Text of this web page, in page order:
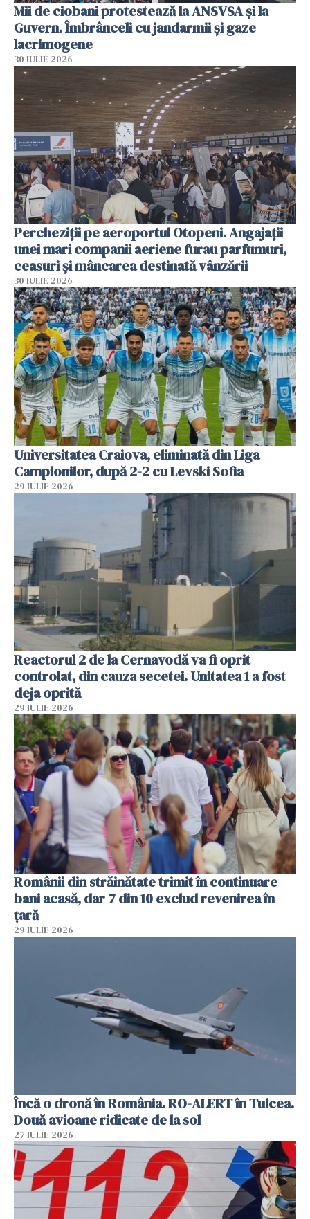
Mii de ciobani protestează la ANSVSA și la
Guvern. Îmbrânceli cu jandarmii și gaze
lacrimogene
30 IULIE 2026
Percheziții pe aeroportul Otopeni. Angajații
unei mari companii aeriene furau parfumuri,
ceasuri și mâncarea destinată vânzării
30 IULIE 2026
Universitatea Craiova, eliminată din Liga
Campionilor, după 2-2 cu Levski Sofia
29 IULIE 2026
Reactorul 2 de la Cernavodă va fi oprit
controlat, din cauza secetei. Unitatea 1 a fost
deja oprită
29 IULIE 2026
Românii din străinătate trimit în continuare
bani acasă, dar 7 din 10 exclud revenirea în
țară
29 IULIE 2026
Încă o dronă în România. RO-ALERT în Tulcea.
Două avioane ridicate de la sol
27 IULIE 2026